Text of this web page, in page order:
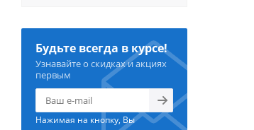
Будьте всегда в курсе!
Узнавайте о скидках и акциях
первым
Нажимая на кнопку, Вы